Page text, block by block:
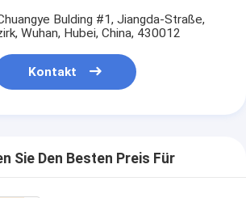
Bulding #1, Jiangda-Straße,
Wuhan, Hubei, China, 430012
Kontakt
Sie Den Besten Preis Für